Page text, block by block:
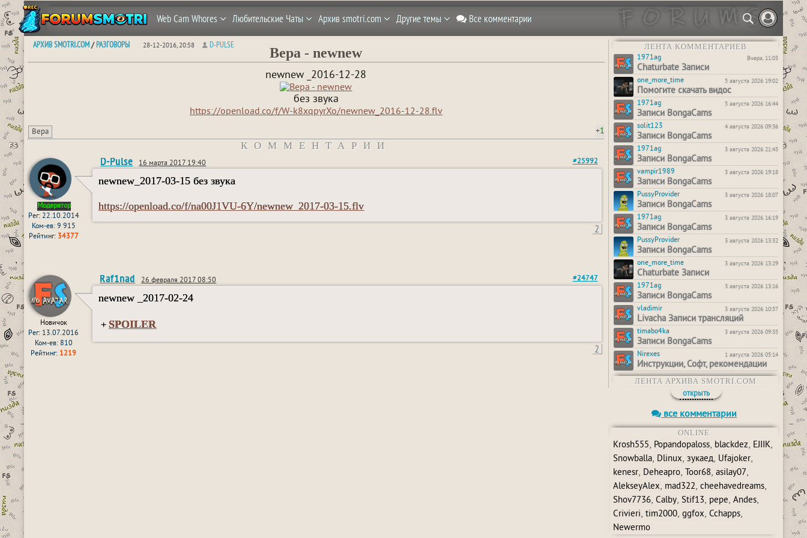
Web Cam Whores Любительские Чаты Архив smotri.com Другие темы Все комментарии
АРХИВ SMOTRI.COM/РАЗГОВОРЫ 28-12-2016, 20:58 D-PULSE
Вера - newnew
newnew _2016-12-28
без звука
https://openload.co/f/W-k8xqpyrXo/newnew_2016-12-28.flv
Вера +1
КОММЕНТАРИИ
Модератор
Рег: 22.10.2014
Ком-ев: 9 915
Рейтинг: 34377
D-Pulse 16 марта 2017 19:40 #25992
newnew_2017-03-15 без звука
https://openload.co/f/na00J1VU-6Y/newnew_2017-03-15.flv
2
Новичок
Рег: 13.07.2016
Ком-ев: 810
Рейтинг: 1219
Raf1nad 26 февраля 2017 08:50 #24747
newnew _2017-02-24
+ SPOILER
2
ЛЕНТА КОММЕНТАРИЕВ
1971ag
Вчера, 11:03
Chaturbate Записи
one_more_time 5 августа 2026 19:02
Помогите скачать видос
1971ag 5 августа 2026 16:44
Записи BongaCams
solit123 4 августа 2026 09:36
Записи BongaCams
1971ag 3 августа 2026 21:45
Записи BongaCams
vampir1989 3 августа 2026 19:18
Записи BongaCams
PussyProvider 3 августа 2026 18:07
Записи BongaCams
1971ag 3 августа 2026 16:19
Записи BongaCams
PussyProvider 3 августа 2026 13:32
Записи BongaCams
one_more_time 3 августа 2026 13:29
Chaturbate Записи
1971ag 3 августа 2026 13:16
Записи BongaCams
vladimir 3 августа 2026 10:57
Livacha Записи трансляций
timabo4ka 3 августа 2026 09:35
Записи BongaCams
Nirexes 1 августа 2026 05:14
Инструкции, Софт, рекомендации
ЛЕНТА АРХИВА SMOTRI.COM
открыть
все комментарии
ONLINE
Krosh555, Popandopaloss, blackdez, EJIIK,
Snowballa, Dlinux, зукаед, Ufajoker,
kenesr, Deheapro, Toor68, asilay07,
AlekseyAlex, mad322, cheehavedreams,
Shov7736, Calby, Stif13, pepe, Andes,
Crivieri, tim2000, ggfox, Cchapps,
Newermo